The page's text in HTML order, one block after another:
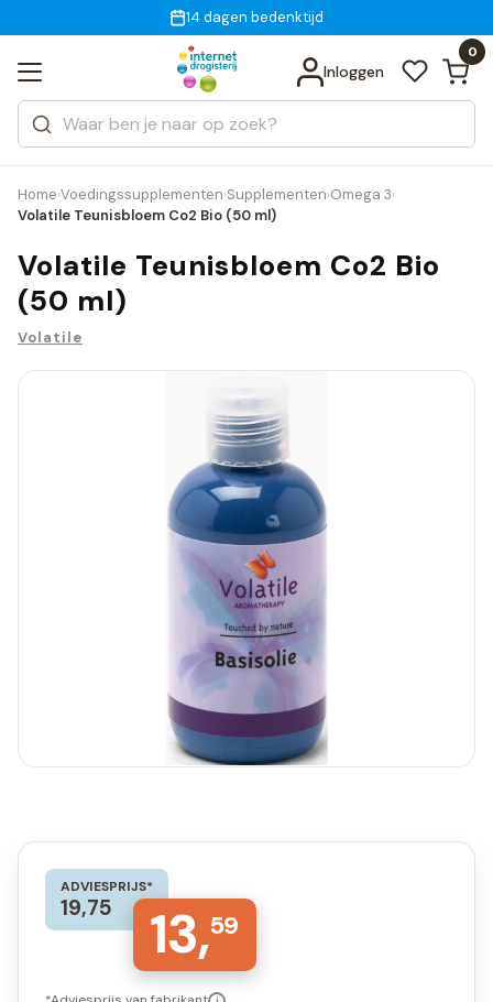
voor 18:00 uur besteld
Gratis bezorging
14 dagen bedenktijd
Inloggen
0
Zoeken
Categorieën
Merken
Bekijk alle resultaten
Home›Voedingssupplementen›Supplementen›Omega 3›
Volatile Teunisbloem Co2 Bio (50 ml)
Volatile Teunisbloem Co2 Bio
(50 ml)
Volatile
ADVIESPRIJS*
19,75 13,59